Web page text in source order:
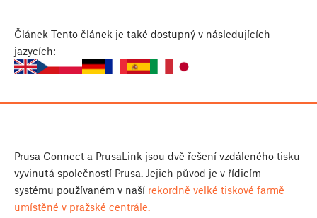
Článek Tento článek je také dostupný v následujících
jazycích:
Prusa Connect a PrusaLink jsou dvě řešení vzdáleného tisku
vyvinutá společností Prusa. Jejich původ je v řídicím
systému používaném v naší rekordně velké tiskové farmě
umístěné v pražské centrále.